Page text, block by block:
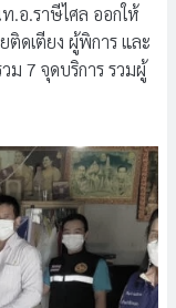
อ.ราษีไศล ออกให้
ดเตียง ผู้พิการ และ
ม 7 จุดบริการ รวมผู้